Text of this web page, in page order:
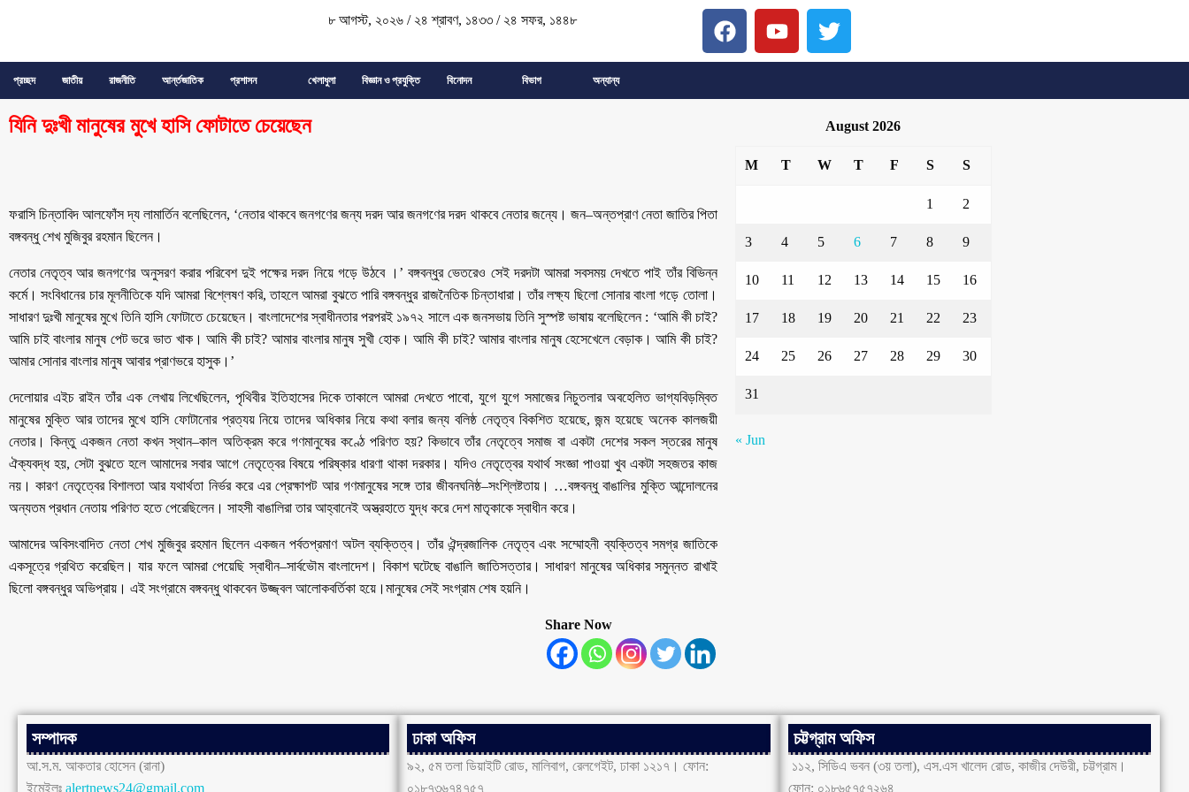
৮ আগস্ট, ২০২৬/ ২৪ শ্রাবণ, ১৪৩৩/ ২৪ সফর, ১৪৪৮
প্রচ্ছদ জাতীয় রাজনীতি আর্ন্তজাতিক প্রশাসন খেলাধুলা বিজ্ঞান ও প্রযুক্তি বিনোদন বিভাগ অন্যান্য
যিনি দুঃখী মানুষের মুখে হাসি ফোটাতে চেয়েছেন
ফরাসি চিন্তাবিদ আলফোঁস দ্য লামার্তিন বলেছিলেন, ‘নেতার থাকবে জনগণের জন্য দরদ আর জনগণের দরদ থাকবে নেতার জন্যে। জন–অন্তপ্রাণ নেতা জাতির পিতা
বঙ্গবন্ধু শেখ মুজিবুর রহমান ছিলেন।
নেতার নেতৃত্ব আর জনগণের অনুসরণ করার পরিবেশ দুই পক্ষের দরদ নিয়ে গড়ে উঠবে ।’ বঙ্গবন্ধুর ভেতরেও সেই দরদটা আমরা সবসময় দেখতে পাই তাঁর বিভিন্ন
কর্মে। সংবিধানের চার মূলনীতিকে যদি আমরা বিশ্লেষণ করি, তাহলে আমরা বুঝতে পারি বঙ্গবন্ধুর রাজনৈতিক চিন্তাধারা। তাঁর লক্ষ্য ছিলো সোনার বাংলা গড়ে তোলা।
সাধারণ দুঃখী মানুষের মুখে তিনি হাসি ফোটাতে চেয়েছেন। বাংলাদেশের স্বাধীনতার পরপরই ১৯৭২ সালে এক জনসভায় তিনি সুস্পষ্ট ভাষায় বলেছিলেন : ‘আমি কী চাই?
আমি চাই বাংলার মানুষ পেট ভরে ভাত খাক। আমি কী চাই? আমার বাংলার মানুষ সুখী হোক। আমি কী চাই? আমার বাংলার মানুষ হেসেখেলে বেড়াক। আমি কী চাই?
আমার সোনার বাংলার মানুষ আবার প্রাণভরে হাসুক।’
দেলোয়ার এইচ রাইন তাঁর এক লেখায় লিখেছিলেন, পৃথিবীর ইতিহাসের দিকে তাকালে আমরা দেখতে পাবো, যুগে যুগে সমাজের নিচুতলার অবহেলিত ভাগ্যবিড়ম্বিত
মানুষের মুক্তি আর তাদের মুখে হাসি ফোটানোর প্রত্যয় নিয়ে তাদের অধিকার নিয়ে কথা বলার জন্য বলিষ্ঠ নেতৃত্ব বিকশিত হয়েছে, জন্ম হয়েছে অনেক কালজয়ী
নেতার। কিন্তু একজন নেতা কখন স্থান–কাল অতিক্রম করে গণমানুষের কণ্ঠে পরিণত হয়? কিভাবে তাঁর নেতৃত্বে সমাজ বা একটা দেশের সকল স্তরের মানুষ
ঐক্যবদ্ধ হয়, সেটা বুঝতে হলে আমাদের সবার আগে নেতৃত্বের বিষয়ে পরিষ্কার ধারণা থাকা দরকার। যদিও নেতৃত্বের যথার্থ সংজ্ঞা পাওয়া খুব একটা সহজতর কাজ
নয়। কারণ নেতৃত্বের বিশালতা আর যথার্থতা নির্ভর করে এর প্রেক্ষাপট আর গণমানুষের সঙ্গে তার জীবনঘনিষ্ঠ–সংশ্লিষ্টতায়। …বঙ্গবন্ধু বাঙালির মুক্তি আন্দোলনের
অন্যতম প্রধান নেতায় পরিণত হতে পেরেছিলেন। সাহসী বাঙালিরা তার আহ্বানেই অস্ত্রহাতে যুদ্ধ করে দেশ মাতৃকাকে স্বাধীন করে।
আমাদের অবিসংবাদিত নেতা শেখ মুজিবুর রহমান ছিলেন একজন পর্বতপ্রমাণ অটল ব্যক্তিত্ব। তাঁর ঐন্দ্রজালিক নেতৃত্ব এবং সম্মোহনী ব্যক্তিত্ব সমগ্র জাতিকে
একসূত্রে গ্রথিত করেছিল। যার ফলে আমরা পেয়েছি স্বাধীন–সার্বভৌম বাংলাদেশ। বিকাশ ঘটেছে বাঙালি জাতিসত্তার। সাধারণ মানুষের অধিকার সমুন্নত রাখাই
ছিলো বঙ্গবন্ধুর অভিপ্রায়। এই সংগ্রামে বঙ্গবন্ধু থাকবেন উজ্জ্বল আলোকবর্তিকা হয়ে।মানুষের সেই সংগ্রাম শেষ হয়নি।
Share Now
August 2026
M T W T F S S
1 2
3 4 5 6 7 8 9
10 11 12 13 14 15 16
17 18 19 20 21 22 23
24 25 26 27 28 29 30
31
« Jun
সম্পাদক
আ.স.ম. আকতার হোসেন (রানা)
ইমেইলঃ alertnews24@gmail.com
ঢাকা অফিস
৯২, ৫ম তলা ডিয়াইটি রোড, মালিবাগ, রেলগেইট, ঢাকা ১২১৭। ফোন:
০১৮৭৩৬৭৪৭৫৭
চট্টগ্রাম অফিস
১১২, সিডিএ ভবন (৩য় তলা), এস.এস খালেদ রোড, কাজীর দেউরী, চট্টগ্রাম।
ফোন: ০১৮৬৫৭৫৭২৬৪